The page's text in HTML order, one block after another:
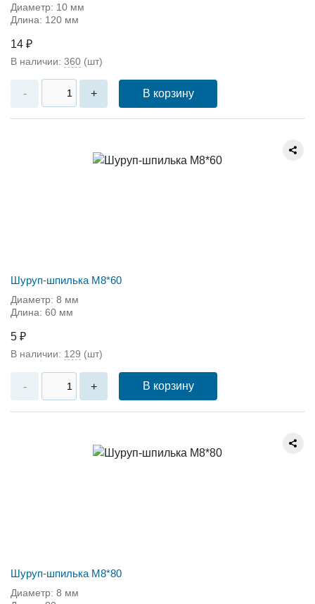
Диаметр: 10 мм
Длина: 120 мм
14 ₽
В наличии: 360 (шт)
- + В корзину
Шуруп-шпилька М8*60
Диаметр: 8 мм
Длина: 60 мм
5 ₽
В наличии: 129 (шт)
- + В корзину
Шуруп-шпилька М8*80
Диаметр: 8 мм